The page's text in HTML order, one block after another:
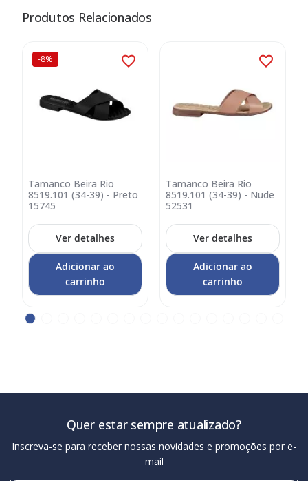
Produtos Relacionados
-8%
Tamanco Beira Rio
8519.101 (34-39) - Preto
15745
Adicionar
no
carrinho
Ver detalhes
Adicionar ao
carrinho
Tamanco Beira Rio
8519.101 (34-39) - Nude
52531
Adicionar
no
carrinho
Ver detalhes
Adicionar ao
carrinho
Quer estar sempre atualizado?
Inscreva-se para receber nossas novidades e promoções por e-
mail